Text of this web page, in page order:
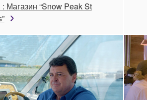
Магазин “Snow Peak St